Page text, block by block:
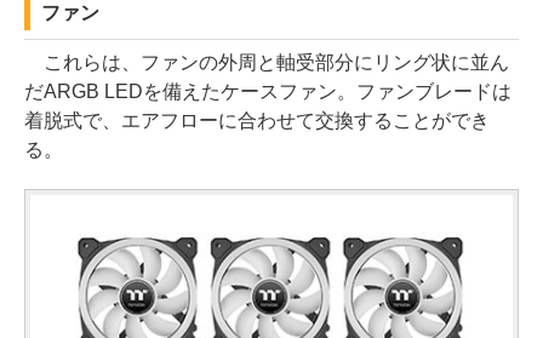
ファン
これらは、ファンの外周と軸受部分にリング状に並ん
だARGB LEDを備えたケースファン。ファンブレードは
着脱式で、エアフローに合わせて交換することができ
る。